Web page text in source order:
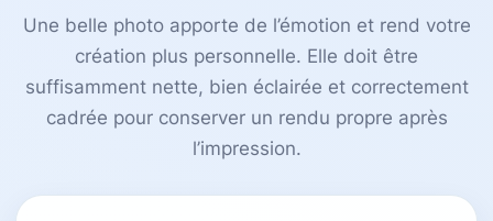
Une belle photo apporte de l’émotion et rend votre
création plus personnelle. Elle doit être
suffisamment nette, bien éclairée et correctement
cadrée pour conserver un rendu propre après
l’impression.